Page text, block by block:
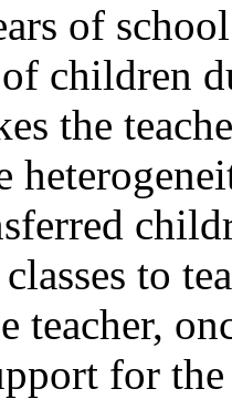
of
children
the
to
teacher,
for